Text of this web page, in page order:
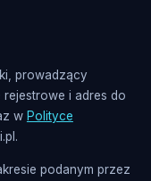
prowadzący
rejestrowe i adres do
w Polityce
podanym przez